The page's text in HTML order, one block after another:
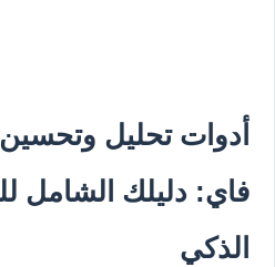
أدوات تحليل
فاي: دليلك الشامل
الذكي